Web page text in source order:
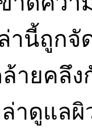
นี้ถูกจั
ายคลึง
าดูแล